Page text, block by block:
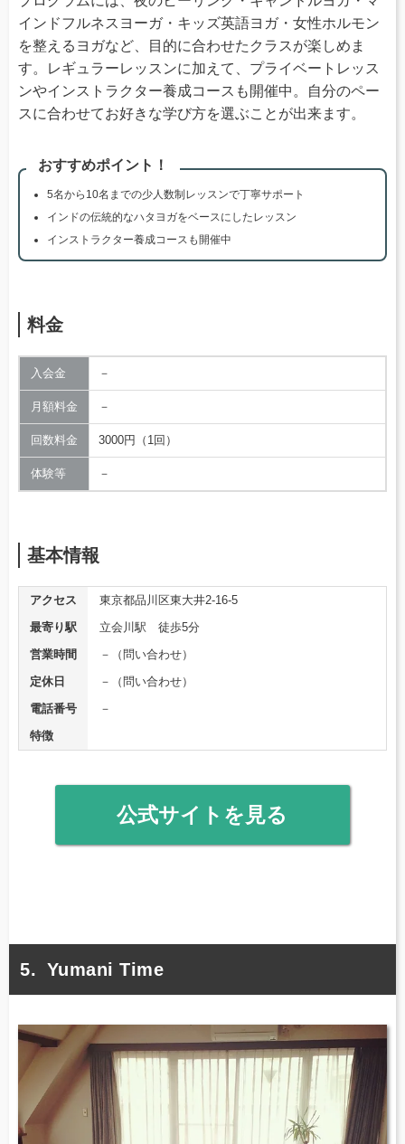
インドフルネスヨーガ・キッズ英語ヨガ・女性ホルモン
を整えるヨガなど、目的に合わせたクラスが楽しめま
す。レギュラーレッスンに加えて、プライベートレッス
ンやインストラクター養成コースも開催中。自分のペー
スに合わせてお好きな学び方を選ぶことが出来ます。
おすすめポイント！
5名から10名までの少人数制レッスンで丁寧サポート
インドの伝統的なハタヨガをベースにしたレッスン
インストラクター養成コースも開催中
料金
入会金 －
月額料金 －
回数料金 3000円（1回）
体験等 －
基本情報
アクセス
東京都品川区東大井2-16-5
最寄り駅
立会川駅 徒歩5分
営業時間
－（問い合わせ）
定休日
－（問い合わせ）
電話番号
－
特徴
公式サイトを見る
Yumani Time